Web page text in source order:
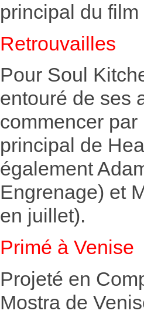
principal du
Retrouvailles
Pour Soul
entouré de ses
commencer
principal de
également
Engrenage) et
en juillet).
Primé à Venise
Projeté en
Mostra de